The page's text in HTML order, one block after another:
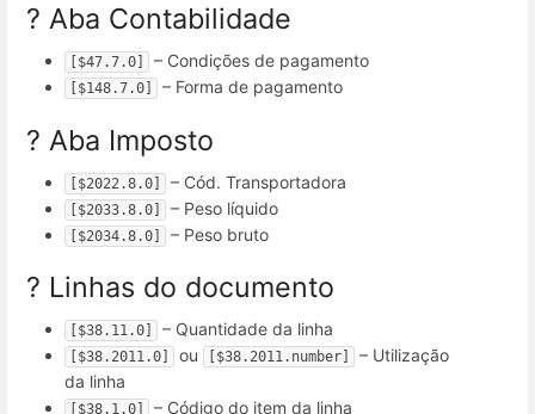
? Aba Contabilidade
[$47.7.0] – Condições de pagamento
[$148.7.0] – Forma de pagamento
? Aba Imposto
[$2022.8.0] – Cód. Transportadora
[$2033.8.0] – Peso líquido
[$2034.8.0] – Peso bruto
? Linhas do documento
[$38.11.0] – Quantidade da linha
[$38.2011.0] ou [$38.2011.number]
– Utilização
da linha
[$38.1.0] – Código do item da linha